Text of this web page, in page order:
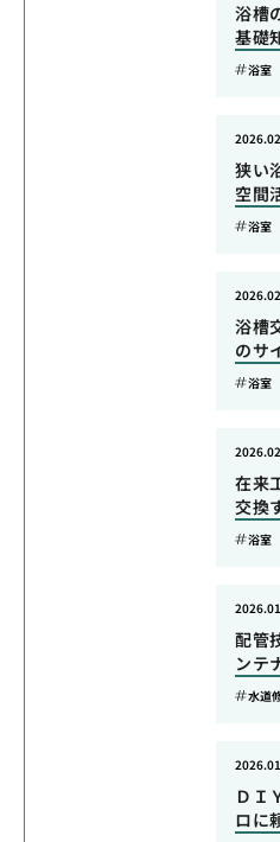
浴槽
基礎
浴室
狭い
空間
浴室
浴槽
のサ
浴室
在来
交換
浴室
配管
ンテ
水道
ＤＩ
ロに